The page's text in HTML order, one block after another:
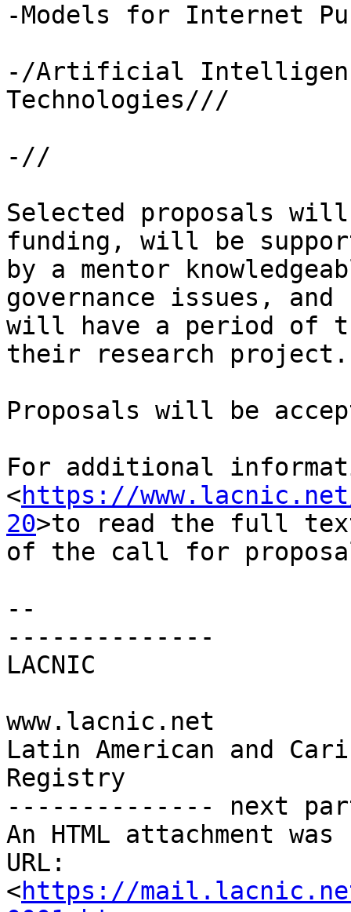
-Models for Internet
-/Artificial
Technologies///
-//
Selected proposals
funding, will be
by a mentor
governance issues, and
will have a period of
their research project.
Proposals will be
For additional
<https://
20>to read the full
of the call for
--
--------------
LACNIC
www.lacnic.net
Latin American and
Registry
-------------- next
An HTML attachment
URL:
<https://mail.lacnic.net/